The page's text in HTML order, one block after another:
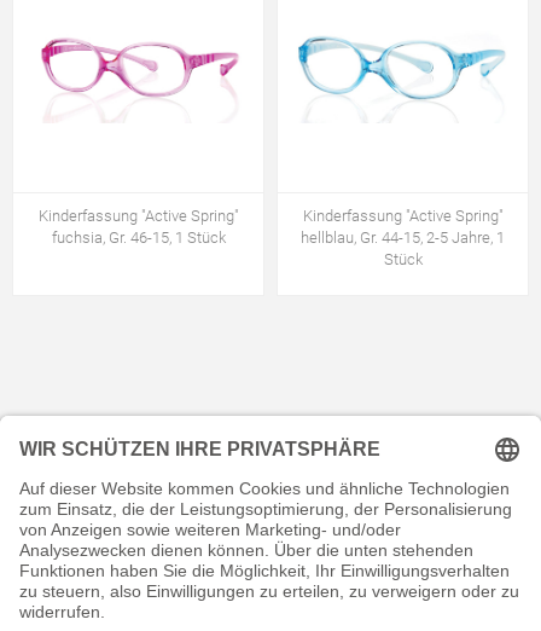
Kinderfassung "Active Spring"
fuchsia, Gr. 46-15, 1 Stück
Kinderfassung "Active Spring"
hellblau, Gr. 44-15, 2-5 Jahre, 1
Stück
KONTAKT